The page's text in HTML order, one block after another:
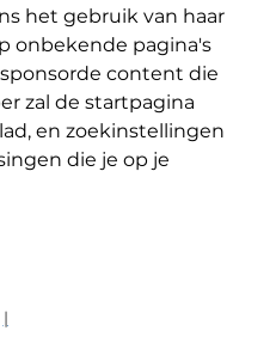
het gebruik van haar
onbekende pagina's
content die
zal de startpagina
en zoekinstellingen
die je op je